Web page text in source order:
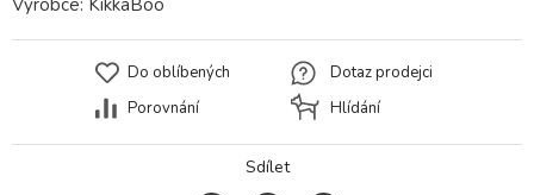
Výrobce: KikkaBoo
Do oblíbených
Porovnání
Dotaz prodejci
Hlídání
Sdílet